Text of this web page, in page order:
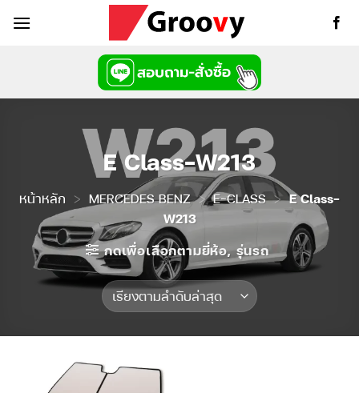
E Class-W213
หน้าหลัก > MERCEDES BENZ > E-CLASS > E Class-
W213
กดเพื่อเลือกตามยี่ห้อ, รุ่นรถ